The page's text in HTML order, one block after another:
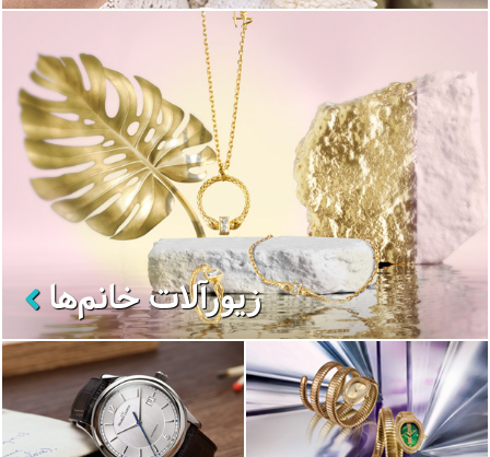
زیورآلات خانم‌ها